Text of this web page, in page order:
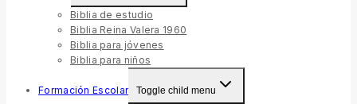
Biblia de estudio
Biblia Reina Valera 1960
Biblia para jóvenes
Biblia para niños
Formación Escolar Toggle child menu